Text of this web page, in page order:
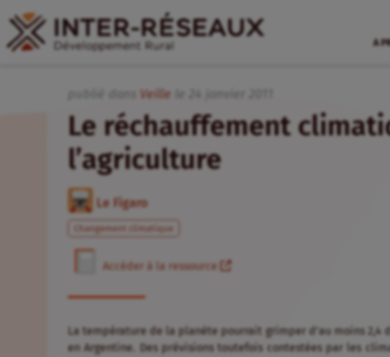
A
Veille
Le réchauffement
l’agriculture
Le Figaro
Changement climatique
Accéder à la ressource
La température de la planète pourrait grimper d’au moins 2,4
en Argentine. Des prévisions toutefois contestées par les